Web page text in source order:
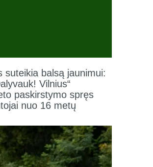
suteikia balsą jaunimui:
Vilnius“
paskirstymo spręs
nuo 16 metų